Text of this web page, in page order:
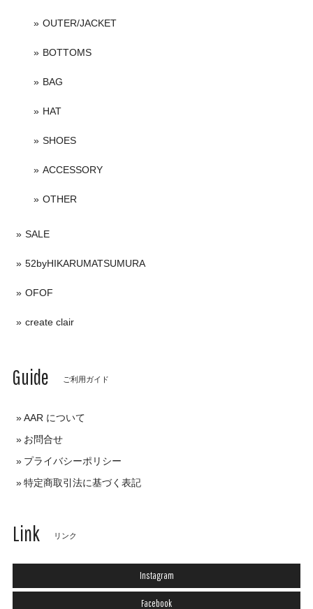
OUTER/JACKET
BOTTOMS
BAG
HAT
SHOES
ACCESSORY
OTHER
SALE
52byHIKARUMATSUMURA
OFOF
create clair
Guide ご利用ガイド
AAR について
お問合せ
プライバシーポリシー
特定商取引法に基づく表記
Link リンク
Instagram
Facebook